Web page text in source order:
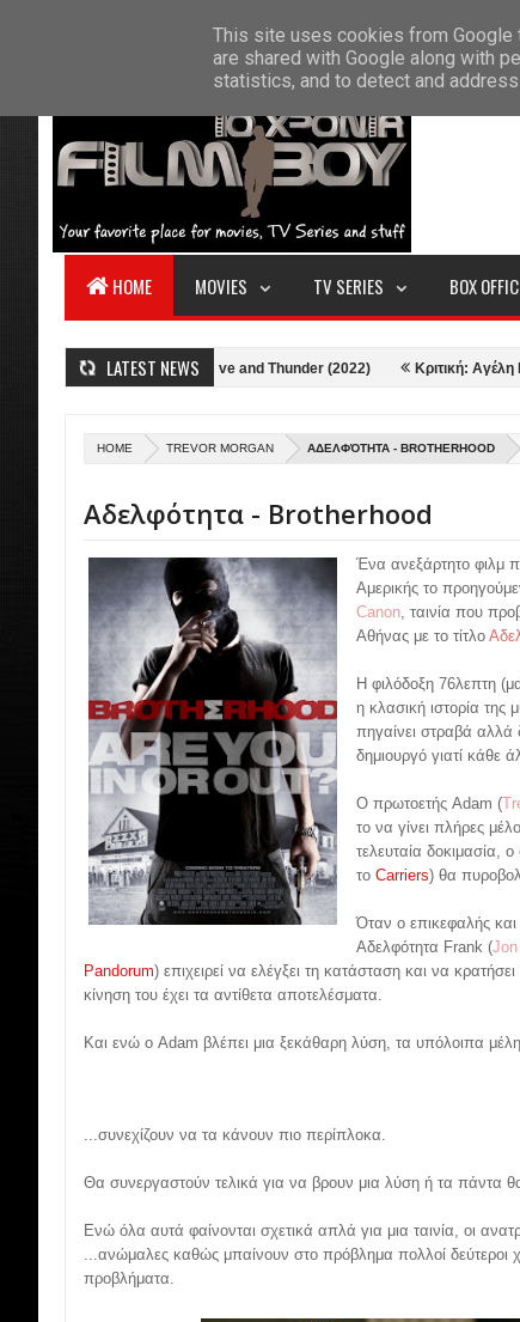
HOME ABOUT US CONTACT
HOME MOVIES TV SERIES BOX
LATEST NEWS
Κριτική: Thor: Love and Thunder (2022) Κριτική: Αγέλη
HOME TREVOR MORGAN ΑΔΕΛΦΌΤΗΤΑ - BROTHERHOOD
Αδελφότητα - Brotherhood
Ένα ανεξάρτητο φιλμ
Αμερικής το
Canon, ταινία που
Αθήνας με το τίτλο
Η φιλόδοξη 76λεπτη
η κλασική ιστορία της
πηγαίνει στραβά αλλά
δημιουργό γιατί κάθε
Ο πρωτοετής Adam (
το να γίνει πλήρες
τελευταία δοκιμασία,
το Carriers) θα
Όταν ο επικεφαλής
Αδελφότητα Frank (
Pandorum) επιχειρεί να ελέγξει τη κατάσταση και να
κίνηση του έχει τα αντίθετα αποτελέσματα.
Και ενώ ο Adam βλέπει μια ξεκάθαρη λύση, τα υπόλοιπα
...συνεχίζουν να τα κάνουν πιο περίπλοκα.
Θα συνεργαστούν τελικά για να βρουν μια λύση ή τα πάντα
Ενώ όλα αυτά φαίνονται σχετικά απλά για μια ταινία, οι
...ανώμαλες καθώς μπαίνουν στο πρόβλημα πολλοί δεύτεροι
προβλήματα.
This site uses cookies from Google
are shared with Google along with
statistics, and to detect and